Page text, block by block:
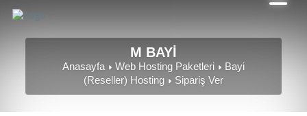
M BAYİ
Anasayfa Web Hosting Paketleri
Bayi
(Reseller) Hosting
Sipariş Ver